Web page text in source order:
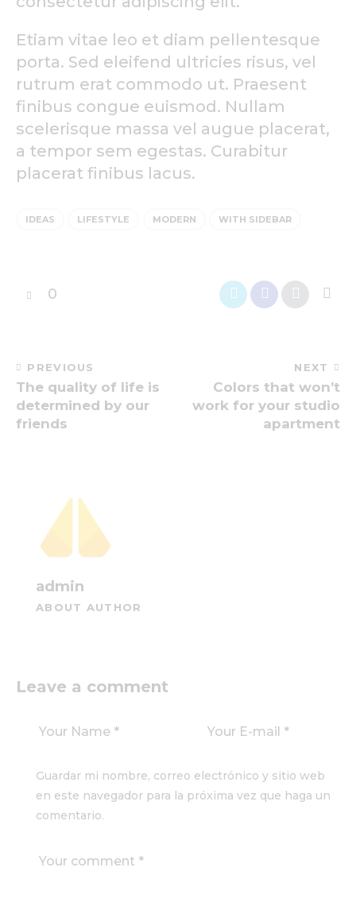
Etiam vitae leo et diam pellentesque
porta. Sed eleifend ultricies risus, vel
rutrum erat commodo ut. Praesent
finibus congue euismod. Nullam
scelerisque massa vel augue placerat,
a tempor sem egestas. Curabitur
placerat finibus lacus.
IDEAS LIFESTYLE MODERN WITH SIDEBAR
0
PREVIOUS
The quality of life is
determined by our
friends
NEXT
Colors that won’t
work for your studio
apartment
admin
ABOUT AUTHOR
Leave a comment
Guardar mi nombre, correo electrónico y sitio web
en este navegador para la próxima vez que haga un
comentario.